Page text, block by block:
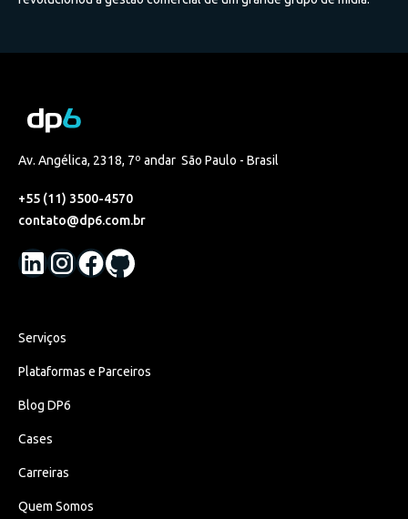
Av. Angélica, 2318, 7º andar São Paulo - Brasil
+55 (11) 3500-4570
contato@dp6.com.br
Serviços
Plataformas e Parceiros
Blog DP6
Cases
Carreiras
Quem Somos